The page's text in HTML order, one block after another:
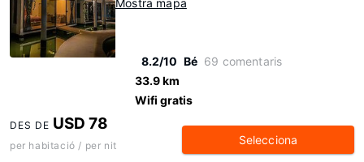
Mostra mapa
8.2/10 Bé 69 comentaris
33.9 km
Wifi gratis
DES DE USD 78
per habitació / per nit Selecciona